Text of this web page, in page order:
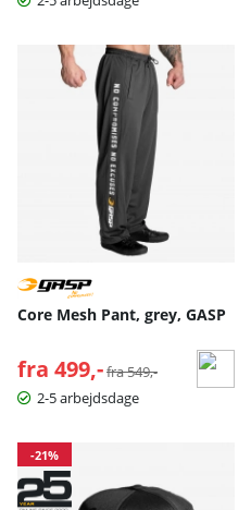
Core Mesh Pant, grey, GASP
fra 499,- Normalpris:
fra 549,-
2-5 arbejdsdage
-21%